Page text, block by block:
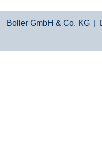
Boller GmbH & Co. KG |